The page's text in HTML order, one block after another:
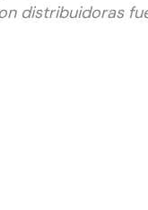
distribuidoras